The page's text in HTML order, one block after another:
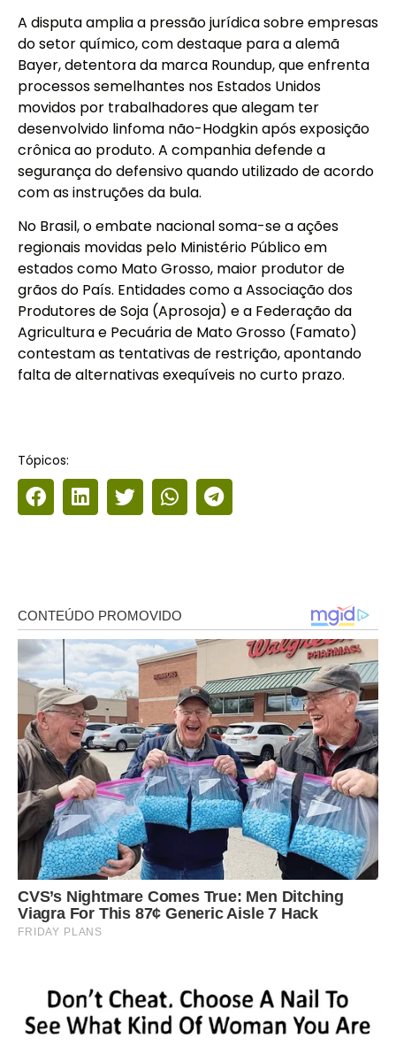
A disputa amplia a pressão jurídica sobre empresas
do setor químico, com destaque para a alemã
Bayer, detentora da marca Roundup, que enfrenta
processos semelhantes nos Estados Unidos
movidos por trabalhadores que alegam ter
desenvolvido linfoma não-Hodgkin após exposição
crônica ao produto. A companhia defende a
segurança do defensivo quando utilizado de acordo
com as instruções da bula.
No Brasil, o embate nacional soma-se a ações
regionais movidas pelo Ministério Público em
estados como Mato Grosso, maior produtor de
grãos do País. Entidades como a Associação dos
Produtores de Soja (Aprosoja) e a Federação da
Agricultura e Pecuária de Mato Grosso (Famato)
contestam as tentativas de restrição, apontando
falta de alternativas exequíveis no curto prazo.
Tópicos: